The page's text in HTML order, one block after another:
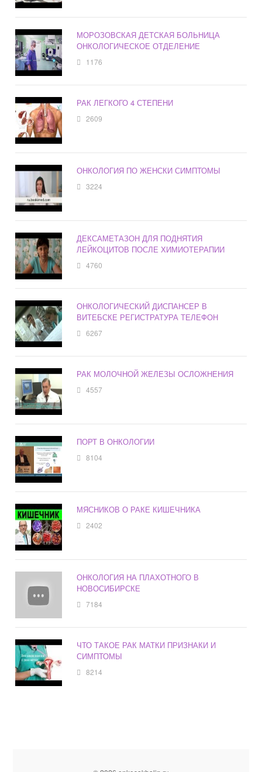
МОРОЗОВСКАЯ ДЕТСКАЯ БОЛЬНИЦА
ОНКОЛОГИЧЕСКОЕ ОТДЕЛЕНИЕ
1176
РАК ЛЕГКОГО 4 СТЕПЕНИ
2609
ОНКОЛОГИЯ ПО ЖЕНСКИ СИМПТОМЫ
3224
ДЕКСАМЕТАЗОН ДЛЯ ПОДНЯТИЯ
ЛЕЙКОЦИТОВ ПОСЛЕ ХИМИОТЕРАПИИ
4760
ОНКОЛОГИЧЕСКИЙ ДИСПАНСЕР В
ВИТЕБСКЕ РЕГИСТРАТУРА ТЕЛЕФОН
6267
РАК МОЛОЧНОЙ ЖЕЛЕЗЫ ОСЛОЖНЕНИЯ
4557
ПОРТ В ОНКОЛОГИИ
8104
МЯСНИКОВ О РАКЕ КИШЕЧНИКА
2402
ОНКОЛОГИЯ НА ПЛАХОТНОГО В
НОВОСИБИРСКЕ
7184
ЧТО ТАКОЕ РАК МАТКИ ПРИЗНАКИ И
СИМПТОМЫ
8214